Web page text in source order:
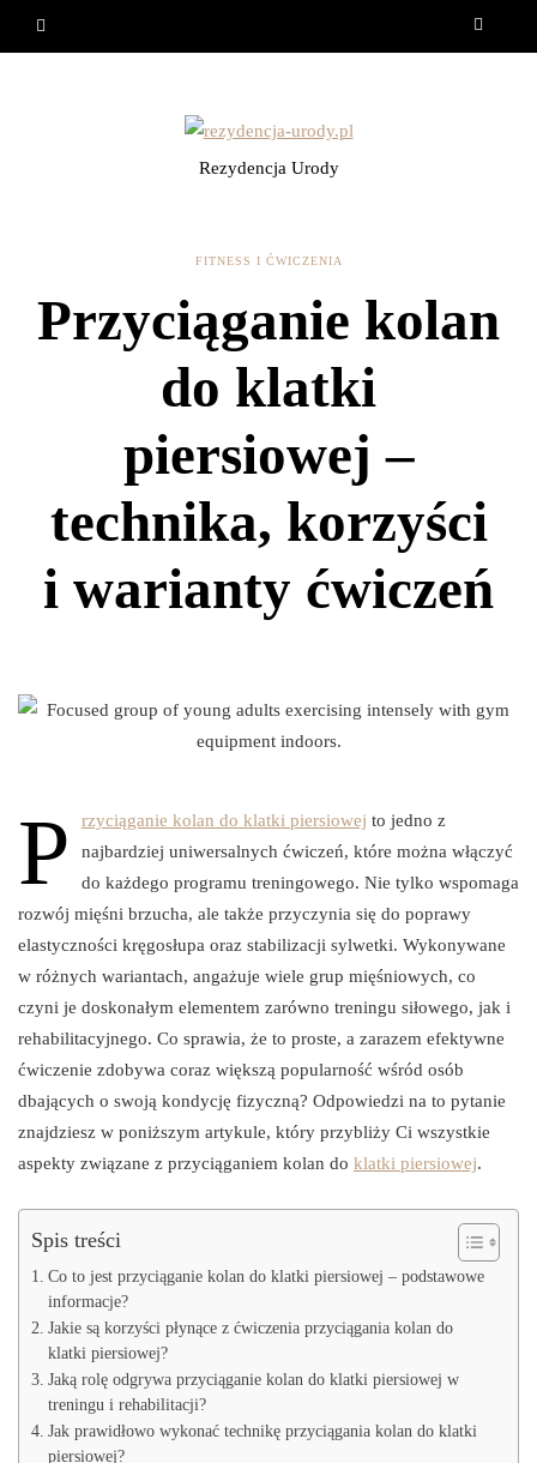
Rezydencja Urody
FITNESS I ĆWICZENIA
Przyciąganie kolan
do klatki
piersiowej –
technika, korzyści
i warianty ćwiczeń
P rzyciąganie kolan do klatki piersiowej to jedno z
najbardziej uniwersalnych ćwiczeń, które można włączyć
do każdego programu treningowego. Nie tylko wspomaga
rozwój mięśni brzucha, ale także przyczynia się do poprawy
elastyczności kręgosłupa oraz stabilizacji sylwetki. Wykonywane
w różnych wariantach, angażuje wiele grup mięśniowych, co
czyni je doskonałym elementem zarówno treningu siłowego, jak i
rehabilitacyjnego. Co sprawia, że to proste, a zarazem efektywne
ćwiczenie zdobywa coraz większą popularność wśród osób
dbających o swoją kondycję fizyczną? Odpowiedzi na to pytanie
znajdziesz w poniższym artykule, który przybliży Ci wszystkie
aspekty związane z przyciąganiem kolan do klatki piersiowej.
Spis treści
Co to jest przyciąganie kolan do klatki piersiowej – podstawowe
informacje?
Jakie są korzyści płynące z ćwiczenia przyciągania kolan do
klatki piersiowej?
Jaką rolę odgrywa przyciąganie kolan do klatki piersiowej w
treningu i rehabilitacji?
Jak prawidłowo wykonać technikę przyciągania kolan do klatki
piersiowej?